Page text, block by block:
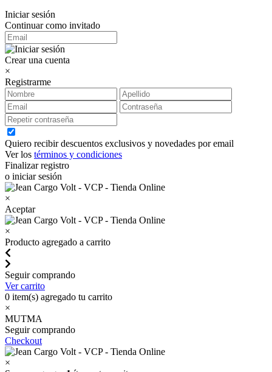
Iniciar sesión
Continuar como invitado
Crear una cuenta
×
Registrarme
Quiero recibir descuentos exclusivos y novedades por email
Ver los términos y condiciones
Finalizar registro
o iniciar sesión
×
Aceptar
×
Producto agregado a carrito
Seguir comprando
Ver carrito
0 item(s) agregado tu carrito
×
MUTMA
Seguir comprando
Checkout
×